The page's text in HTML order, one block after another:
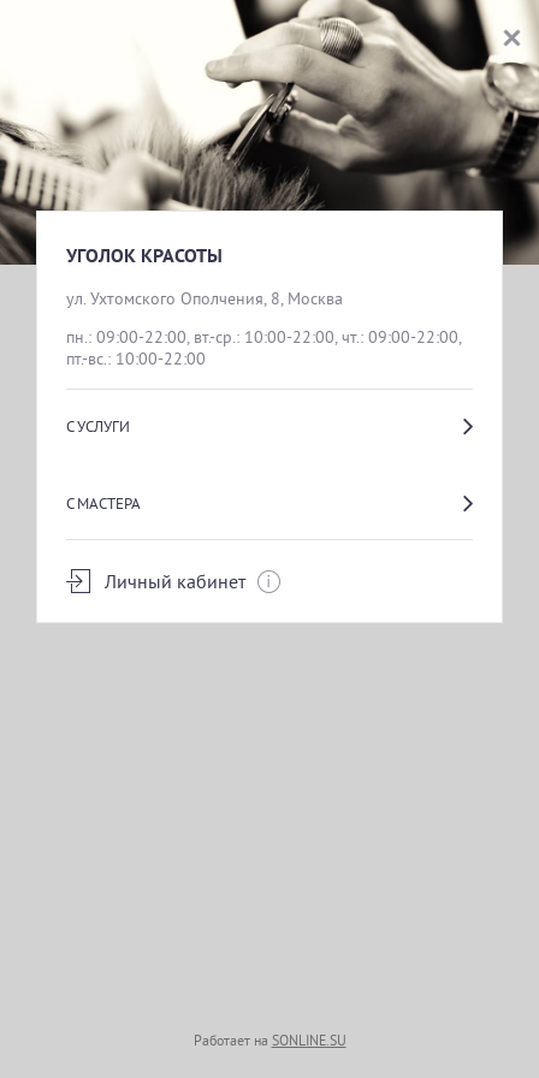
УГОЛОК КРАСОТЫ
ул. Ухтомского Ополчения, 8, Москва
пн.: 09:00-22:00, вт.-ср.: 10:00-22:00, чт.: 09:00-22:00,
пт.-вс.: 10:00-22:00
С УСЛУГИ
С МАСТЕРА
Личный кабинет
Работает на SONLINE.SU
УГОЛОК КРАСОТЫ
ВЫБОР УСЛУГИ
КОНСУЛЬТАЦИЯ ВРАЧ ДЕРМАТОКОСМЕТОЛОГ
ПЛАЗМОТЕРАПИЯ
КОСМЕТОЛОГИЯ